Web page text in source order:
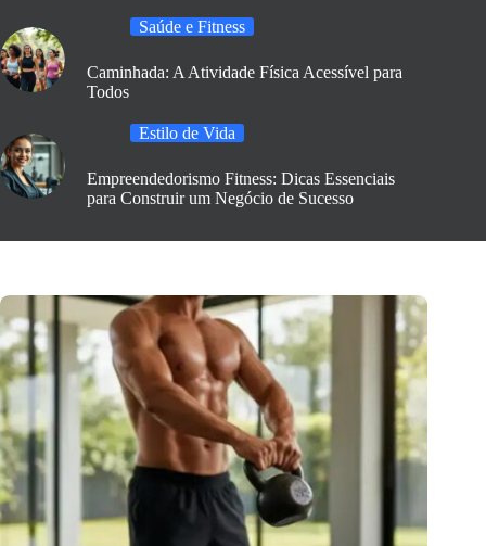
Saúde e Fitness
Caminhada: A Atividade Física Acessível para
Todos
Estilo de Vida
Empreendedorismo Fitness: Dicas Essenciais
para Construir um Negócio de Sucesso